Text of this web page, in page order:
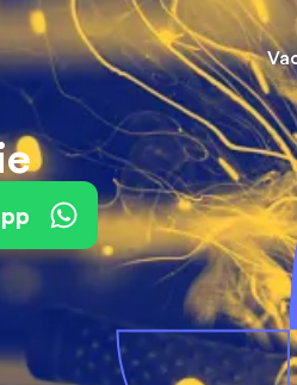
(Field) Service Engineers
Software & Electrical
Engineers
Monteurs binnendienst
(Field)
Software
Engineers
Monteurs